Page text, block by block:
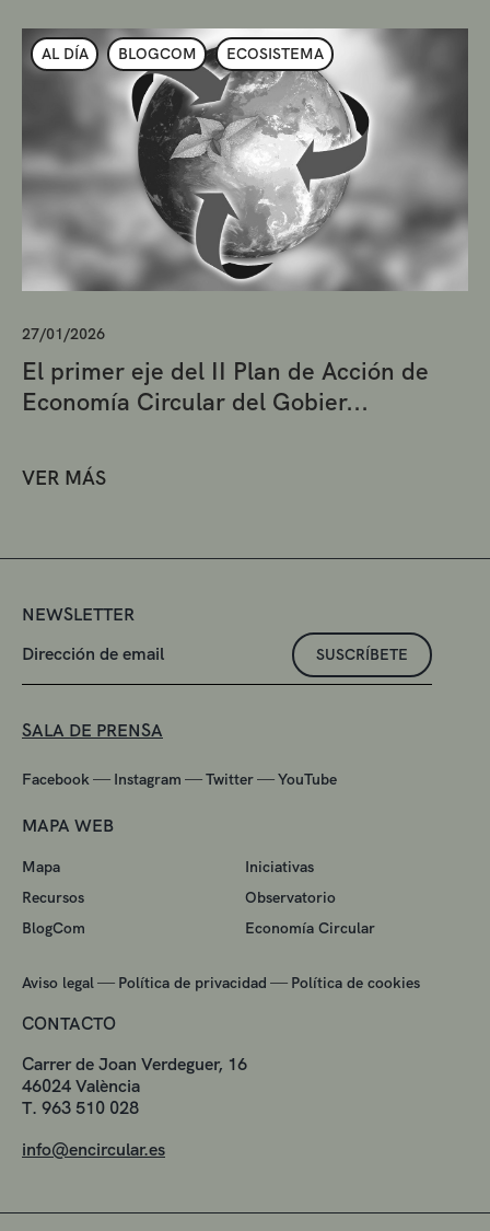
AL DÍA BLOGCOM ECOSISTEMA
27/01/2026
El primer eje del II Plan de Acción de
Economía Circular del Gobier...
VER MÁS
NEWSLETTER
SUSCRÍBETE
SALA DE PRENSA
Facebook — Instagram —Twitter—YouTube
MAPA WEB
Mapa
Iniciativas
Recursos
Observatorio
BlogCom
Economía Circular
Aviso legal — Política de privacidad — Política de cookies
CONTACTO
Carrer de Joan Verdeguer, 16
46024 València
T. 963 510 028
info@encircular.es